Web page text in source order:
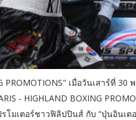
PROMOTIONS" เมื่อวันเสาร์ที่
- HIGHLAND BOXING
โมเตอร์ชาวฟิลิปปินส์ กับ “ปุ่นอินเ